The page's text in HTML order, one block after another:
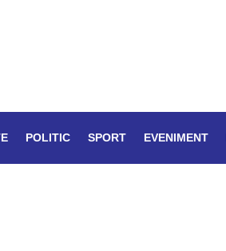
POLITIC SPORT EVENIMENT